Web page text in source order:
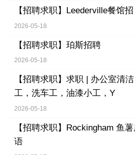
【招聘求职】 Leederville餐馆
2026-05-18
【招聘求职】 珀斯招聘
2026-05-18
【招聘求职】 求职 | 办公室清
工，洗车工，油漆小工，Y
2026-05-18
【招聘求职】 Rockingham 鱼
语